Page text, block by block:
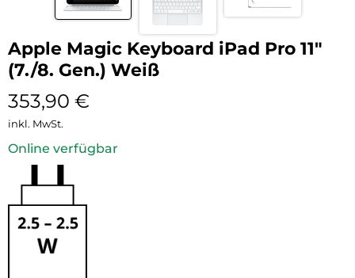
Apple Magic Keyboard iPad Pro 11″
(7./8. Gen.) Weiß
353,90 €
inkl. MwSt.
Online verfügbar